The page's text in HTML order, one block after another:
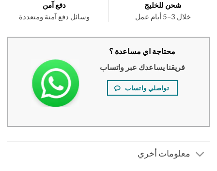
شحن للخليج
دفع آمن
وسائل دفع آمنة ومتعددة
محتاجة اي مساعدة ؟
فريقنا يساعدك عبر واتساب
تواصلي واتساب
معلومات أخري